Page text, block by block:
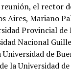
el rector
Aires, Mariano
Provincial de
Nacional
de
la Universidad